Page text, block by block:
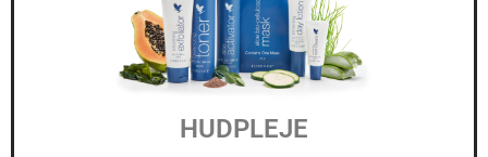
HUDPLEJE